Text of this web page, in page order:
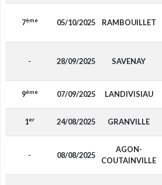
7ème 05/10/2025 RAMBOUILLET
- 28/09/2025 SAVENAY
9ème 07/09/2025 LANDIVISIAU
1er 24/08/2025 GRANVILLE
- 08/08/2025
AGON-
COUTAINVILLE